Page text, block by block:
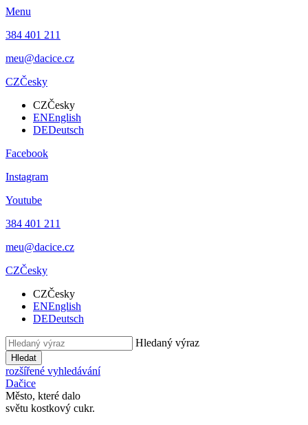
Menu
384 401 211
meu@dacice.cz
CZČesky
CZČesky
ENEnglish
DEDeutsch
Facebook
Instagram
Youtube
384 401 211
meu@dacice.cz
CZČesky
CZČesky
ENEnglish
DEDeutsch
Hledaný výraz
Hledat
rozšířené vyhledávání
Dačice
Město, které dalo
světu kostkový cukr.